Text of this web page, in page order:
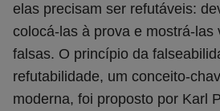
elas precisam ser refutáveis:
colocá-las à prova e mostrá-las
falsas. O princípio da
refutabilidade, um conceito-
moderna, foi proposto por Karl